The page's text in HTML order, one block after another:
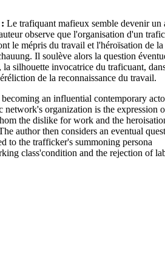
Le trafiquant mafieux semble devenir un
observe que l'organisation d'un
le mépris du travail et l'héroïsation de la
Il soulève alors la question
silhouette invocatrice du traficuant,
de la reconnaissance du travail.
an influential contemporary
organization is the expression
the dislike for work and the
author then considers an eventual
to the trafficker's summoning persona
class'condition and the rejection of